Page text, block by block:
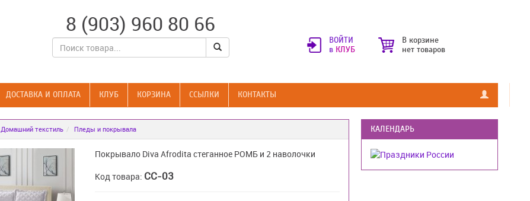
8 (903) 960 80 66
ВОЙТИ
в КЛУБ
В корзине
нет товаров
ДОСТАВКА И ОПЛАТА КЛУБ КОРЗИНА CСЫЛКИ КОНТАКТЫ
Домашний текстиль Пледы и покрывала
Покрывало Diva Afrodita стеганное РОМБ и 2 наволочки
Код товара: CC-03
КАЛЕНДАРЬ